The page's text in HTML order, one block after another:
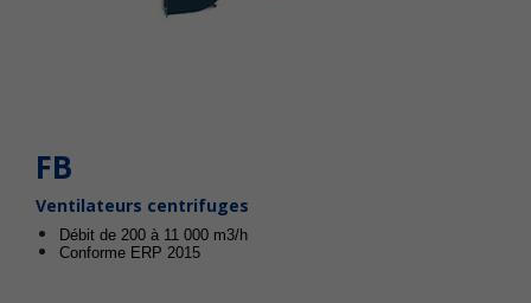
FB
Ventilateurs centrifuges
Débit de 200 à 11 000 m3/h
Conforme ERP 2015